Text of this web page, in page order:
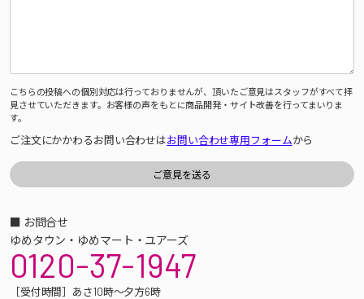
こちらの投稿への個別対応は行っておりませんが、頂いたご意見はスタッフがすべて拝
見させていただきます。お客様の声をもとに商品開発・サイト改善を行ってまいりま
す。
ご注文にかかわるお問い合わせはお問い合わせ専用フォームから
■ お問合せ
ゆめタウン・ゆめマート・ユアーズ
0120-37-1947
［受付時間］あさ10時～夕方6時